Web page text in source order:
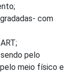
com
pelo
meio físico e